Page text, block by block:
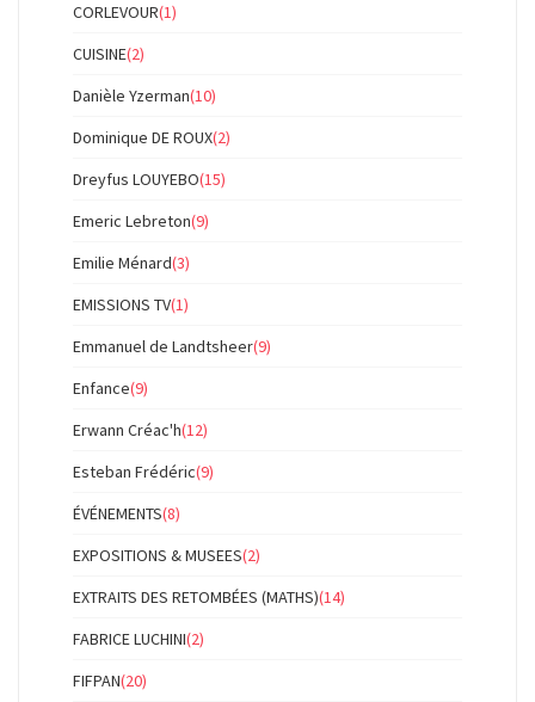
CORLEVOUR(1)
CUISINE(2)
Danièle Yzerman(10)
Dominique DE ROUX(2)
Dreyfus LOUYEBO(15)
Emeric Lebreton(9)
Emilie Ménard(3)
EMISSIONS TV(1)
Emmanuel de Landtsheer(9)
Enfance(9)
Erwann Créac'h(12)
Esteban Frédéric(9)
ÉVÉNEMENTS(8)
EXPOSITIONS & MUSEES(2)
EXTRAITS DES RETOMBÉES (MATHS)(14)
FABRICE LUCHINI(2)
FIFPAN(20)